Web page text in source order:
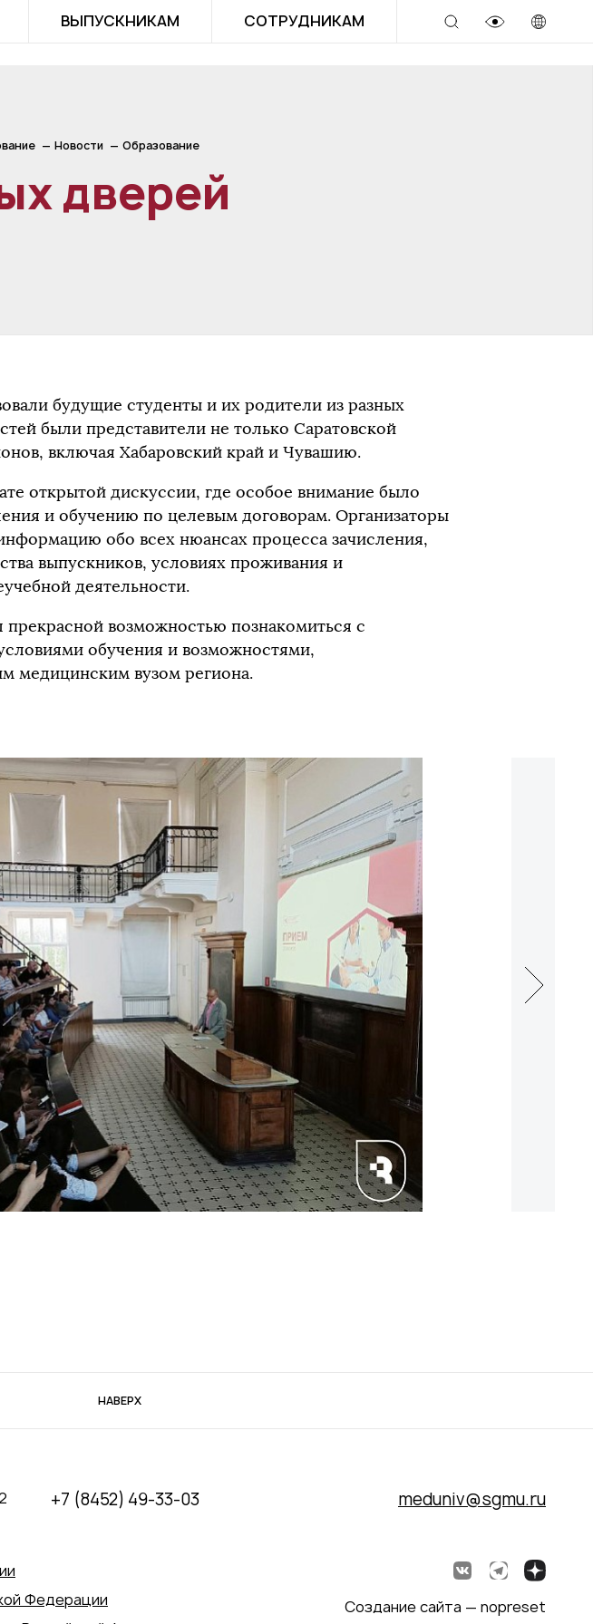
ВЫПУСКНИКАМ СОТРУДНИКАМ
Новости Образование
дверей
будущие студенты и их родители из разных
были представители не только Саратовской
включая Хабаровский край и Чувашию.
открытой дискуссии, где особое внимание было
и обучению по целевым договорам. Организаторы
обо всех нюансах процесса зачисления,
выпускников, условиях проживания и
деятельности.
прекрасной возможностью познакомиться с
обучения и возможностями,
медицинским вузом региона.
НАВЕРХ
+7 (8452) 49-33-03 meduniv@sgmu.ru
Федерации
Создание сайта — nopreset